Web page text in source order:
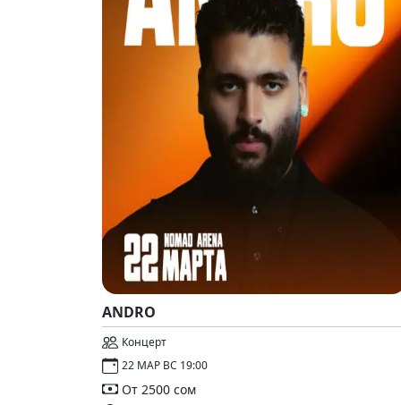
ANDRO
Концерт
22 МАР ВС 19:00
От 2500 сом